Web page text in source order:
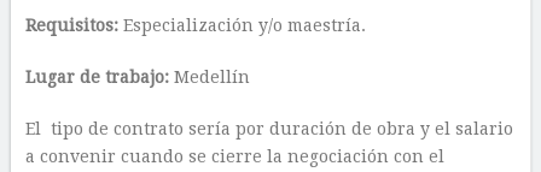
Requisitos: Especialización y/o maestría.
Lugar de trabajo:Medellín
El tipo de contrato sería por duración de obra y el salario
a convenir cuando se cierre la negociación con el